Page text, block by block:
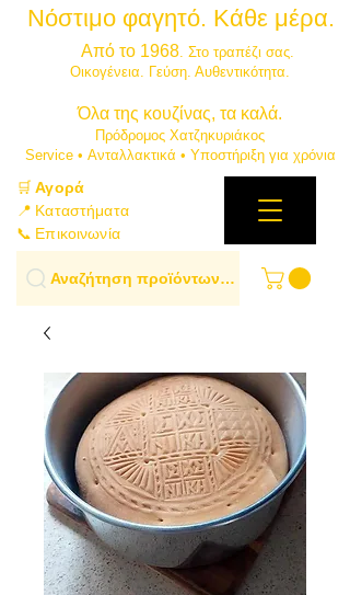
Νόστιμο φαγητό. Κάθε μέρα.
Από το 1968. Στο τραπέζι σας.
​Οικογένεια. Γεύση. Αυθεντικότητα.
​Όλα της κουζίνας, τα καλά.
Πρόδρομος Χατζηκυριάκος
​Service • Ανταλλακτικά • Υποστήριξη για χρόνια
🛒Αγορά
📍 Καταστήματα
📞 Επικοινωνία
Αναζήτηση προϊόντων…